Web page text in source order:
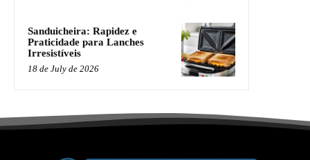
Sanduicheira: Rapidez e
Praticidade para Lanches
Irresistíveis
18 de July de 2026